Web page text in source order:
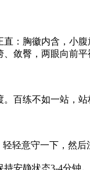
：胸徽内含，小
敛臀，两眼向前平
百练不如一站，站
轻意守一下，然
安静状态3-4分